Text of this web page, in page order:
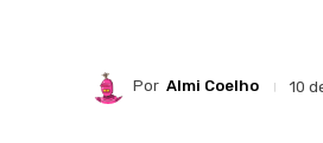
Por Almi Coelho 10